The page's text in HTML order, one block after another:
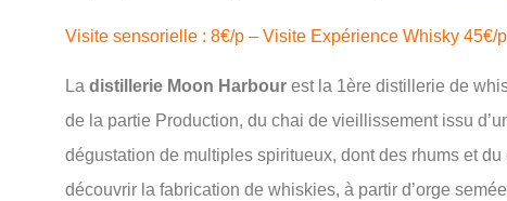
Visite sensorielle : 8€/p – Visite Expérience Whisky 45€/p
La distillerie Moon Harbour est la 1ère distillerie de
de la partie Production, du chai de vieillissement issu
dégustation de multiples spiritueux, dont des rhums et
découvrir la fabrication de whiskies, à partir d’orge